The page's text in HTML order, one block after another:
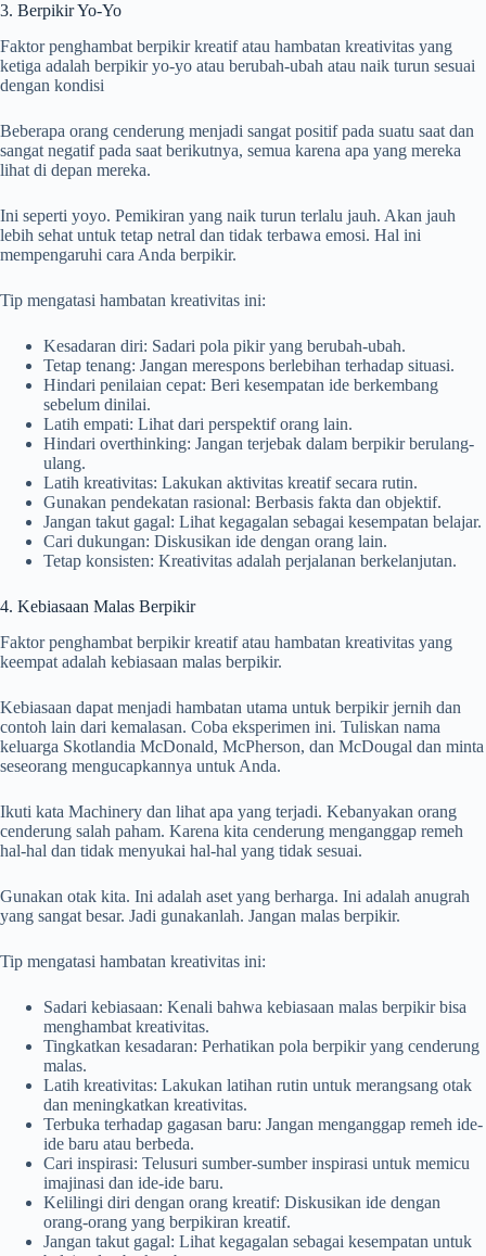
3. Berpikir Yo-Yo
Faktor penghambat berpikir kreatif atau hambatan kreativitas yang
ketiga adalah berpikir yo-yo atau berubah-ubah atau naik turun sesuai
dengan kondisi
Beberapa orang cenderung menjadi sangat positif pada suatu saat dan
sangat negatif pada saat berikutnya, semua karena apa yang mereka
lihat di depan mereka.
Ini seperti yoyo. Pemikiran yang naik turun terlalu jauh. Akan jauh
lebih sehat untuk tetap netral dan tidak terbawa emosi. Hal ini
mempengaruhi cara Anda berpikir.
Tip mengatasi hambatan kreativitas ini:
Kesadaran diri: Sadari pola pikir yang berubah-ubah.
Tetap tenang: Jangan merespons berlebihan terhadap situasi.
Hindari penilaian cepat: Beri kesempatan ide berkembang
sebelum dinilai.
Latih empati: Lihat dari perspektif orang lain.
Hindari overthinking: Jangan terjebak dalam berpikir berulang-
ulang.
Latih kreativitas: Lakukan aktivitas kreatif secara rutin.
Gunakan pendekatan rasional: Berbasis fakta dan objektif.
Jangan takut gagal: Lihat kegagalan sebagai kesempatan belajar.
Cari dukungan: Diskusikan ide dengan orang lain.
Tetap konsisten: Kreativitas adalah perjalanan berkelanjutan.
4. Kebiasaan Malas Berpikir
Faktor penghambat berpikir kreatif atau hambatan kreativitas yang
keempat adalah kebiasaan malas berpikir.
Kebiasaan dapat menjadi hambatan utama untuk berpikir jernih dan
contoh lain dari kemalasan. Coba eksperimen ini. Tuliskan nama
keluarga Skotlandia McDonald, McPherson, dan McDougal dan minta
seseorang mengucapkannya untuk Anda.
Ikuti kata Machinery dan lihat apa yang terjadi. Kebanyakan orang
cenderung salah paham. Karena kita cenderung menganggap remeh
hal-hal dan tidak menyukai hal-hal yang tidak sesuai.
Gunakan otak kita. Ini adalah aset yang berharga. Ini adalah anugrah
yang sangat besar. Jadi gunakanlah. Jangan malas berpikir.
Tip mengatasi hambatan kreativitas ini:
Sadari kebiasaan: Kenali bahwa kebiasaan malas berpikir bisa
menghambat kreativitas.
Tingkatkan kesadaran: Perhatikan pola berpikir yang cenderung
malas.
Latih kreativitas: Lakukan latihan rutin untuk merangsang otak
dan meningkatkan kreativitas.
Terbuka terhadap gagasan baru: Jangan menganggap remeh ide-
ide baru atau berbeda.
Cari inspirasi: Telusuri sumber-sumber inspirasi untuk memicu
imajinasi dan ide-ide baru.
Kelilingi diri dengan orang kreatif: Diskusikan ide dengan
orang-orang yang berpikiran kreatif.
Jangan takut gagal: Lihat kegagalan sebagai kesempatan untuk